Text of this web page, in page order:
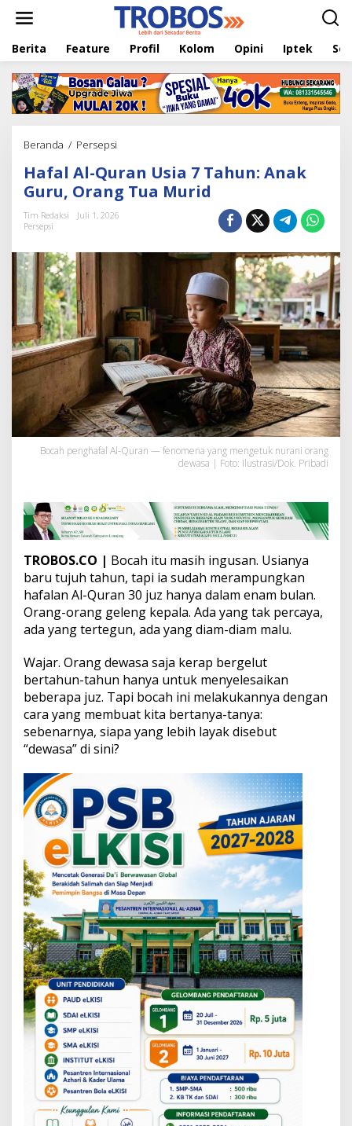
t
Berita Feature Profil Kolom Opini Iptek
Beranda / Persepsi
f
a
l
A
n
s
i
a
7
T
a
h
u
n
a
k
G
u
r
u
,
O
r
g
T
u
a
u
r
Hafal Al-Quran Usia 7 Tahun: Anak
Guru, Orang Tua Murid
Tim Redaksi
Juli 1, 2026
Persepsi
Bocah penghafal Al-Quran — fenomena yang mengetuk nurani orang
dewasa | Foto: Ilustrasi/Dok. Pribadi
TROBOS.CO | Bocah itu masih ingusan. Usianya
baru tujuh tahun, tapi ia sudah merampungkan
hafalan Al-Quran 30 juz hanya dalam enam bulan.
Orang-orang geleng kepala. Ada yang tak percaya,
ada yang tertegun, ada yang diam-diam malu.
Wajar. Orang dewasa saja kerap bergelut
bertahun-tahun hanya untuk menyelesaikan
beberapa juz. Tapi bocah ini melakukannya dengan
cara yang membuat kita bertanya-tanya:
sebenarnya, siapa yang lebih layak disebut
“dewasa” di sini?